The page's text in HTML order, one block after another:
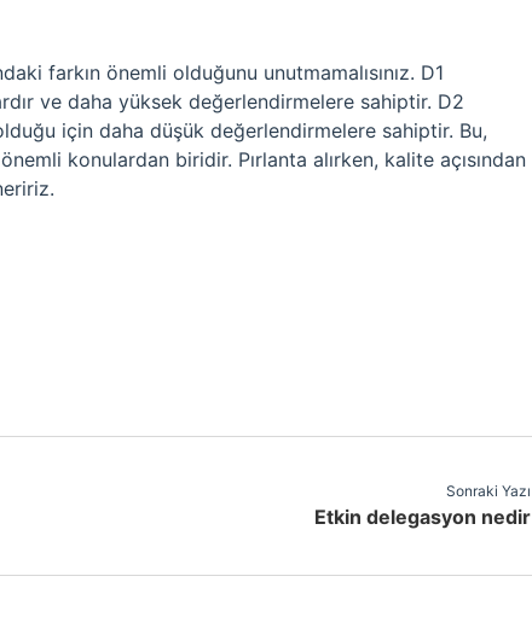
farkın önemli olduğunu unutmamalısınız. D1
ve daha yüksek değerlendirmelere sahiptir. D2
için daha düşük değerlendirmelere sahiptir. Bu,
konulardan biridir. Pırlanta alırken, kalite açısından
Sonraki Yazı
Etkin delegasyon nedir